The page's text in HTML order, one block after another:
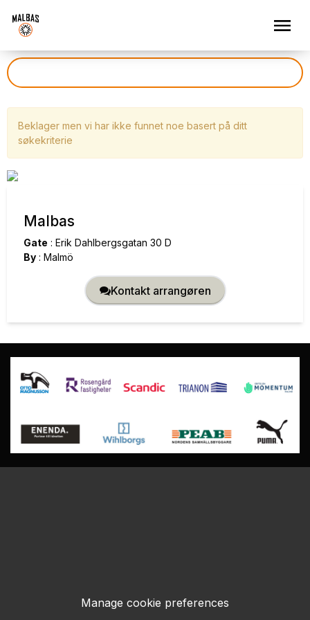
Beklager men vi har ikke funnet noe basert på ditt
søkekriterie
Malbas
Gate : Erik Dahlbergsgatan 30 D
By : Malmö
Kontakt arrangøren
Manage cookie preferences